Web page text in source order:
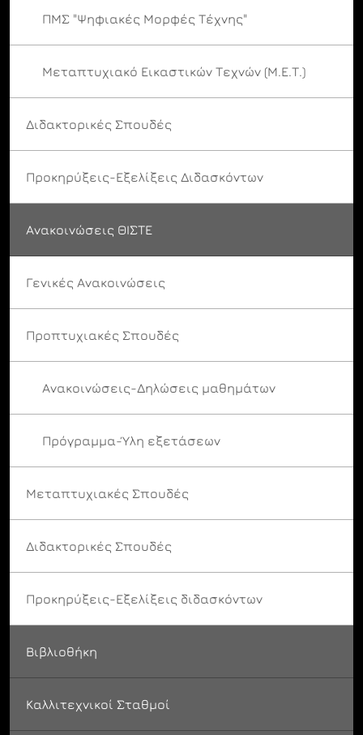
ΠΜΣ "Ψηφιακές Μορφές Τέχνης"
Μεταπτυχιακό Εικαστικών Τεχνών (Μ.Ε.Τ.)
Διδακτορικές Σπουδές
Προκηρύξεις-Εξελίξεις Διδασκόντων
Ανακοινώσεις ΘΙΣΤΕ
Γενικές Ανακοινώσεις
Προπτυχιακές Σπουδές
Ανακοινώσεις-Δηλώσεις μαθημάτων
Πρόγραμμα-Ύλη εξετάσεων
Μεταπτυχιακές Σπουδές
Διδακτορικές Σπουδές
Προκηρύξεις-Εξελίξεις διδασκόντων
Βιβλιοθήκη
Καλλιτεχνικοί Σταθμοί